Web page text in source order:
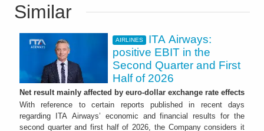
Similar
AIRLINES
ITA Airways:
positive EBIT in the
Second Quarter and First
Half of 2026
Net result mainly affected by euro-dollar exchange rate effects
With reference to certain reports published in recent days
regarding ITA Airways’ economic and financial results for the
second quarter and first half of 2026, the Company considers it